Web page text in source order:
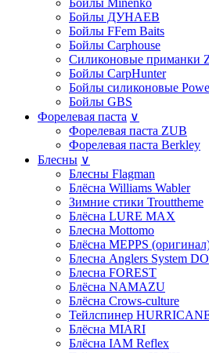
Бойлы ДУНАЕВ
Бойлы FFem Baits
Бойлы Carphouse
Силиконовые приманки
Бойлы CarpHunter
Бойлы силиконовые
Бойлы GBS
Форелевая паста ∨
Форелевая паста ZUB
Форелевая паста Berkley
Блесны ∨
Блесны Flagman
Блёсна Williams Wabler
Зимние стики Trouttheme
Блёсна LURE MAX
Блесна Mottomo
Блёсна MEPPS
Блесна Anglers System
Блесна FOREST
Блёсна NAMAZU
Блёсна Crows-culture
Тейлспинер
Блёсна MIARI
Блёсна IAM Reflex